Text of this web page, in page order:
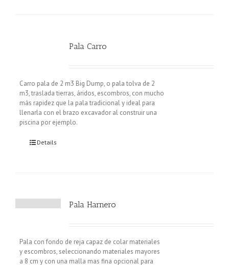
Pala Carro
Carro pala de 2 m3 Big Dump, o pala tolva de 2
m3, traslada tierras, áridos, escombros, con mucho
más rapidez que la pala tradicional y ideal para
llenarla con el brazo excavador al construir una
piscina por ejemplo.
Details
Pala Harnero
Pala con fondo de reja capaz de colar materiales
y escombros, seleccionando materiales mayores
a 8 cm y con una malla mas fina opcional para